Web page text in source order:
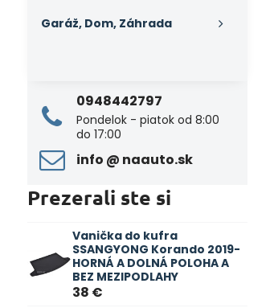
Garáž, Dom, Záhrada
0948442797
Pondelok - piatok od 8:00
do 17:00
info ​@ naauto​.sk
Prezerali ste si
Vanička do kufra
SSANGYONG Korando 2019-
HORNÁ A DOLNÁ POLOHA A
BEZ MEZIPODLAHY
38 €